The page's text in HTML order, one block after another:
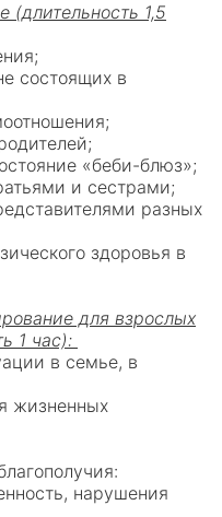
(длительность 1,5
состоящих в
«беби-блюз»;
и сестрами;
разных
здоровья в
для взрослых
1 час):
в семье, в
жизненных
нарушения